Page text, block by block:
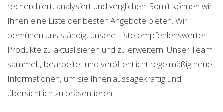
recherchiert, analysiert und verglichen. Somit können wir
Ihnen eine Liste der besten Angebote bieten. Wir
bemühen uns ständig, unsere Liste empfehlenswerter
Produkte zu aktualisieren und zu erweitern. Unser Team
sammelt, bearbeitet und veröffentlicht regelmäßig neue
Informationen, um sie Ihnen aussagekräftig und
übersichtlich zu präsentieren.